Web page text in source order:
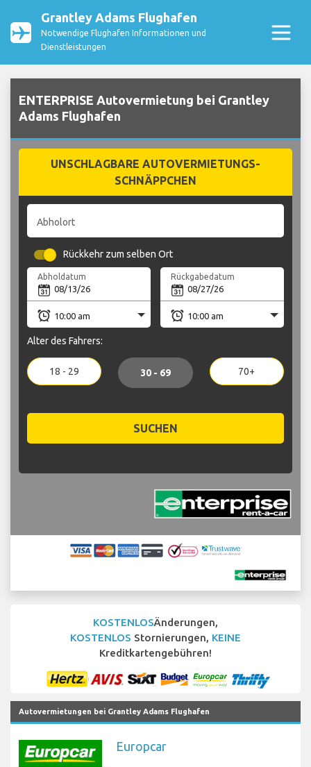
Grantley Adams Flughafen
Notwendige Flughafen Informationen und
Dienstleistungen
ENTERPRISE Autovermietung bei Grantley
Adams Flughafen
UNSCHLAGBARE AUTOVERMIETUNGS-
SCHNÄPPCHEN
Abholort
Rückkehr zum selben Ort
Abholdatum Rückgabedatum
Alter des Fahrers:
18 - 29 30 - 69 70+
SUCHEN
KOSTENLOSÄnderungen,
KOSTENLOS Stornierungen, KEINE
Kreditkartengebühren!
Autovermietungen bei Grantley Adams Flughafen
Europcar